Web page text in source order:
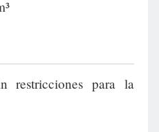
restricciones para la